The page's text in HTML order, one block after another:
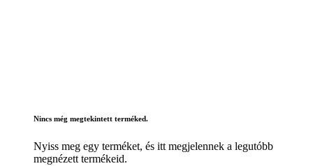
Nincs még megtekintett terméked.
Nyiss meg egy terméket, és itt megjelennek a legutóbb
megnézett termékeid.